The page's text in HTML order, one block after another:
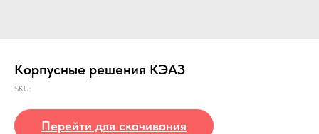
Корпусные решения КЭАЗ
SKU:
Перейти для скачивания